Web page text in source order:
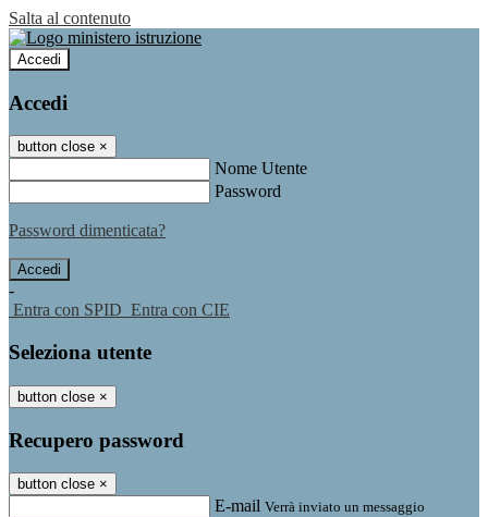
Salta al contenuto
Accedi
Accedi
button close ×
Nome Utente
Password
Password dimenticata?
-
Entra con SPID Entra con CIE
Seleziona utente
button close ×
Recupero password
button close ×
E-mail Verrà inviato un messaggio